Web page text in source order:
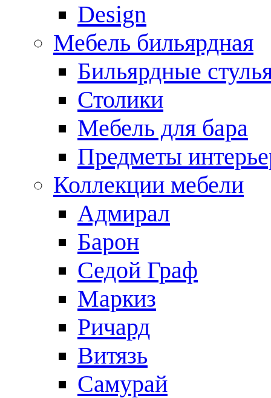
Design
Мебель бильярдная
Бильярдные
Столики
Мебель для бара
Предметы
Коллекции мебели
Адмирал
Барон
Седой Граф
Маркиз
Ричард
Витязь
Самурай